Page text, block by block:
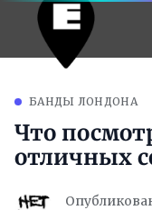
БАНДЫ ЛОНДОНА
Что
отличных